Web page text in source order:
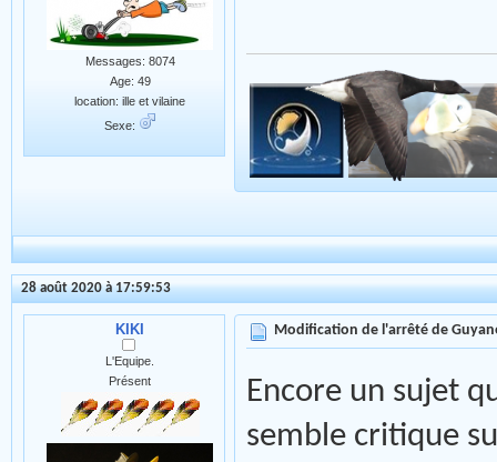
Messages: 8074
Age: 49
location: ille et vilaine
Sexe:
28 août 2020 à 17:59:53
KIKI
L'Equipe.
Présent
Modification de l'arrêté de
Encore un sujet
semble critique